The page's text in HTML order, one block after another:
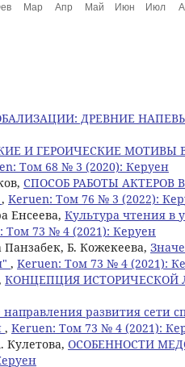
ДРЕВНИЕ
И ГЕРОИЧЕСКИЕ МОТИВЫ
Том 68 № 3 (2020): Керуен
СПОСОБ РАБОТЫ АКТЕРОВ
, Keruen: Том 76 № 3 (2022):
Енсеева, Культура чтения в
Том 73 № 4 (2021): Керуен
Панзабек, Б. Кожекеева,
, Keruen: Том 73 № 4 (2021):
КОНЦЕПЦИЯ ИСТОРИЧЕСКОЙ
развития сети
, Keruen: Том 73 № 4 (2021):
ОСОБЕННОСТИ